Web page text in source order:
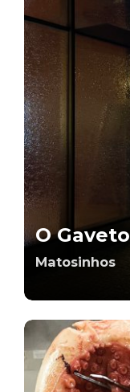
O Gaveto
Matosinhos